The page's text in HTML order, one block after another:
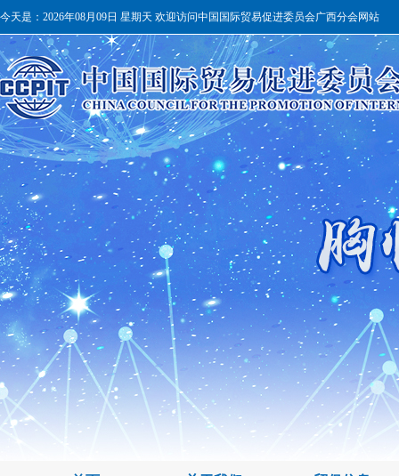
今天是： 2026年08月09日 星期天 欢迎访问中国国际贸易促进委员会广西分会网站